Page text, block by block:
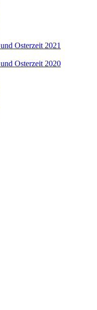
Osterzeit 2021
Osterzeit 2020